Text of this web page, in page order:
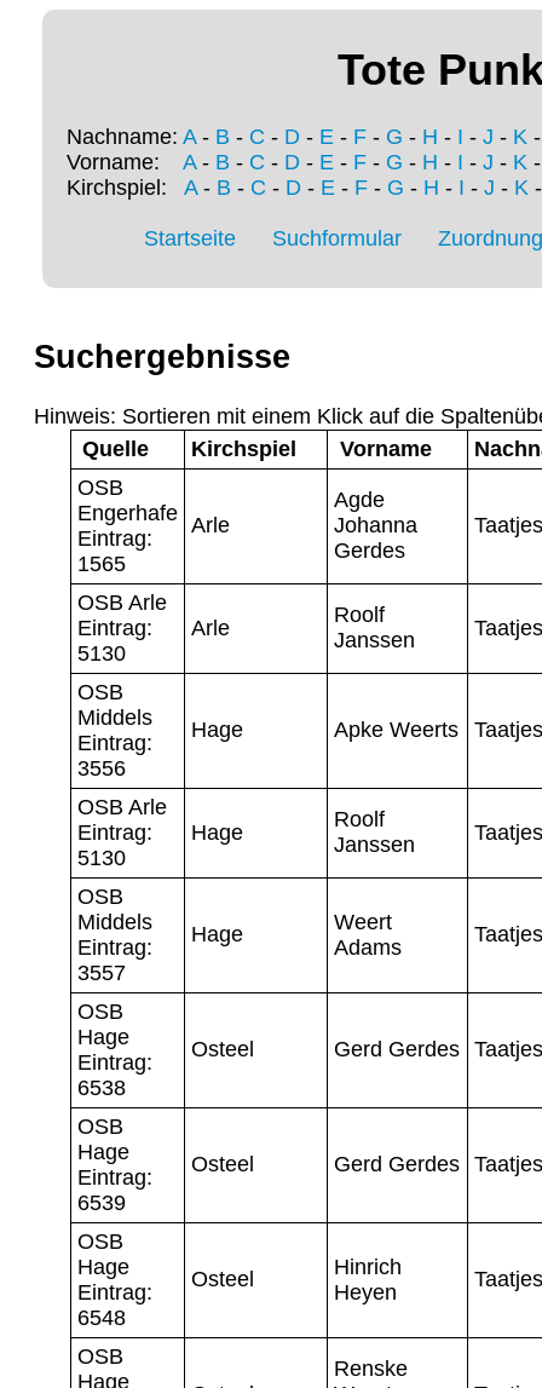
Tote
Nachname: A- B - C - D - E - F - G - H - I - J - K
Vorname: A- B - C - D - E - F - G - H - I - J - K
Kirchspiel: A- B - C - D- E- F- G - H - I - J - K
Startseite Suchformular
Suchergebnisse
Hinweis: Sortieren mit einem Klick auf die
Quelle
Kirchspiel Vorname
OSB
Engerhafe
Eintrag:
1565
Arle
Agde
Johanna
Gerdes
Taatjes
OSB Arle
Eintrag:
5130
Arle
Roolf
Janssen
Taatjes
OSB
Middels
Eintrag:
3556
Hage Apke Weerts Taatjes
OSB Arle
Eintrag:
5130
Hage
Roolf
Janssen
Taatjes
OSB
Middels
Eintrag:
3557
Hage
Weert
Adams
Taatjes
OSB
Hage
Eintrag:
6538
Osteel Gerd Gerdes Taatjes
OSB
Hage
Eintrag:
6539
Osteel Gerd Gerdes Taatjes
OSB
Hage
Eintrag:
6548
Osteel
Hinrich
Heyen
Taatjes
OSB
Hage
Renske